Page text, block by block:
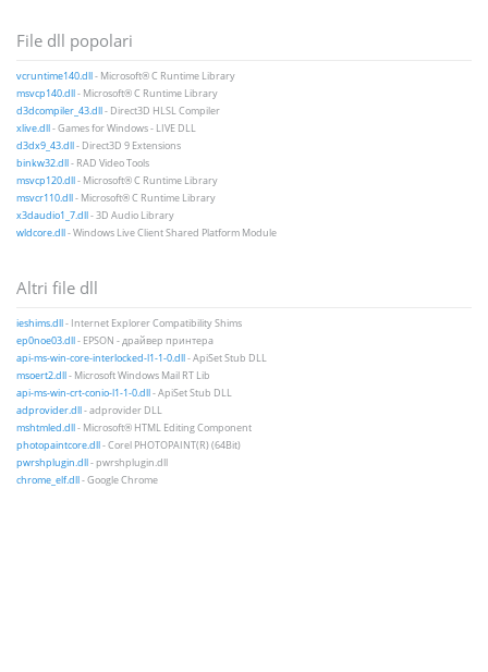
File dll popolari
vcruntime140.dll- Microsoft® C Runtime Library
msvcp140.dll- Microsoft® C Runtime Library
d3dcompiler_43.dll- Direct3D HLSL Compiler
xlive.dll- Games for Windows - LIVE DLL
d3dx9_43.dll- Direct3D 9 Extensions
binkw32.dll- RAD Video Tools
msvcp120.dll- Microsoft® C Runtime Library
msvcr110.dll- Microsoft® C Runtime Library
x3daudio1_7.dll- 3D Audio Library
wldcore.dll- Windows Live Client Shared Platform Module
Altri file dll
ieshims.dll- Internet Explorer Compatibility Shims
ep0noe03.dll- EPSON - драйвер принтера
api-ms-win-core-interlocked-l1-1-0.dll- ApiSet Stub DLL
msoert2.dll- Microsoft Windows Mail RT Lib
api-ms-win-crt-conio-l1-1-0.dll- ApiSet Stub DLL
adprovider.dll- adprovider DLL
mshtmled.dll- Microsoft® HTML Editing Component
photopaintcore.dll- Corel PHOTOPAINT(R) (64Bit)
pwrshplugin.dll- pwrshplugin.dll
chrome_elf.dll- Google Chrome